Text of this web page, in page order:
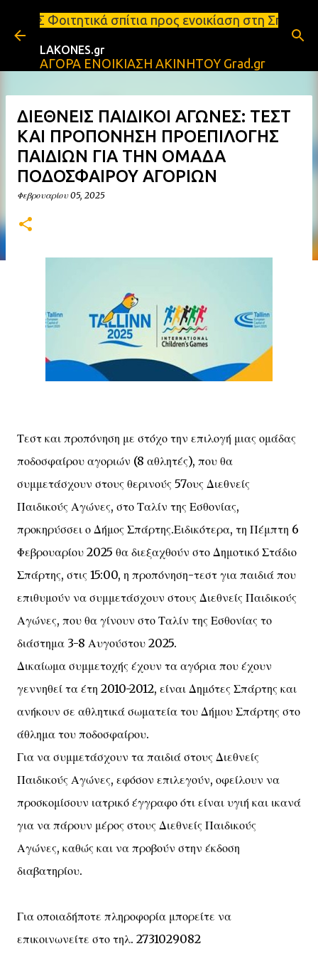
Μετάβαση στο κύριο περιεχόμενο
προς ενοικίαση στη Σπάρτη Ενοικιάσεις
LAKONES.gr
ΑΓΟΡΑ ΕΝΟΙΚΙΑΣΗ ΑΚΙΝΗΤΟΥ Grad.gr
ΔΙΕΘΝΕΙΣ ΠΑΙΔΙΚΟΙ ΑΓΩΝΕΣ: ΤΕΣΤ
ΚΑΙ ΠΡΟΠΟΝΗΣΗ ΠΡΟΕΠΙΛΟΓΗΣ
ΠΑΙΔΙΩΝ ΓΙΑ ΤΗΝ ΟΜΑΔΑ
ΠΟΔΟΣΦΑΙΡΟΥ ΑΓΟΡΙΩΝ
Φεβρουαρίου 05, 2025
Τεστ και προπόνηση με στόχο την επιλογή μιας ομάδας
ποδοσφαίρου αγοριών (8 αθλητές), που θα
συμμετάσχουν στους θερινούς 57ους Διεθνείς
Παιδικούς Αγώνες, στο Ταλίν της Εσθονίας,
προκηρύσσει ο Δήμος Σπάρτης.Ειδικότερα, τη Πέμπτη 6
Φεβρουαρίου 2025 θα διεξαχθούν στο Δημοτικό Στάδιο
Σπάρτης, στις 15:00, η προπόνηση-τεστ για παιδιά που
επιθυμούν να συμμετάσχουν στους Διεθνείς Παιδικούς
Αγώνες, που θα γίνουν στο Ταλίν της Εσθονίας το
διάστημα 3-8 Αυγούστου 2025.
Δικαίωμα συμμετοχής έχουν τα αγόρια που έχουν
γεννηθεί τα έτη 2010-2012, είναι Δημότες Σπάρτης και
ανήκουν σε αθλητικά σωματεία του Δήμου Σπάρτης στο
άθλημα του ποδοσφαίρου.
Για να συμμετάσχουν τα παιδιά στους Διεθνείς
Παιδικούς Αγώνες, εφόσον επιλεγούν, οφείλουν να
προσκομίσουν ιατρικό έγγραφο ότι είναι υγιή και ικανά
για να πάρουν μέρος στους Διεθνείς Παιδικούς
Αγώνες, καθώς και να προβούν στην έκδοση
διαβατηρίου.
Για οποιαδήποτε πληροφορία μπορείτε να
επικοινωνείτε στο τηλ. 2731029082